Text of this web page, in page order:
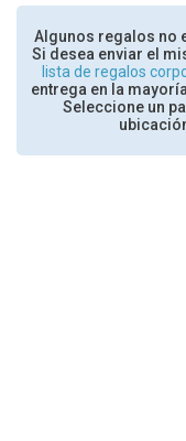
Algunos regalos no
Si desea enviar el
lista de regalos
entrega en la
Seleccione un